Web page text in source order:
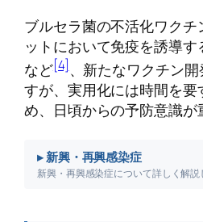
ブルセラ菌の不活化ワク
ットにおいて免疫を誘導
など[4]、新たなワクチン
すが、実用化には時間を要
め、日頃からの予防意識が
▸ 新興・再興感染症
新興・再興感染症について詳しく解説